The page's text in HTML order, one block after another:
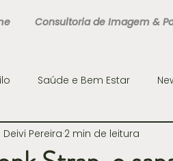
Consultoria de Imagem &
Saúde e Bem Estar
Gastronomia e Viagens
Deivi Pereira 2 min de leitura